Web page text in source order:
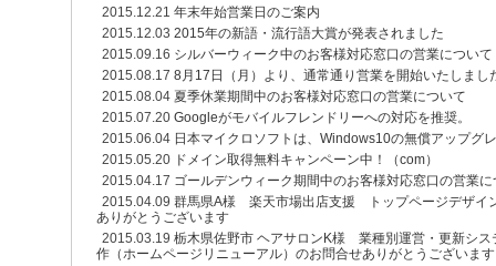
2015.12.21 年末年始営業日のご案内
2015.12.03 2015年の新語・流行語大賞が発表されました
2015.09.16 シルバーウィーク中のお客様対応窓口の営業について
2015.08.17 8月17日（月）より、通常通り営業を開始いたしまし
2015.08.04 夏季休業期間中のお客様対応窓口の営業について
2015.07.20 Googleがモバイルフレンドリーへの対応を推奨。
2015.06.04 日本マイクロソフトは、Windows10の無償アップグ
2015.05.20 ドメイン取得無料キャンペーン中！（com）
2015.04.17 ゴールデンウィーク期間中のお客様対応窓口の営業に
2015.04.09 群馬県A様 楽天市場出店支援 トップページデザイ
ありがとうございます
2015.03.19 栃木県佐野市 ヘアサロンK様 業種別運営・更新シス
作（ホームページリニューアル）のお問合せありがとうございます